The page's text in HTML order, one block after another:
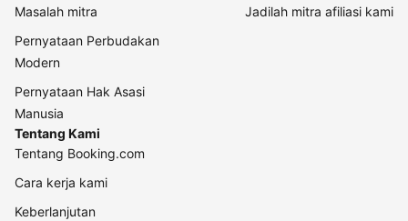
Masalah mitra
Pernyataan Perbudakan
Modern
Pernyataan Hak Asasi
Manusia
Jadilah mitra afiliasi kami
Tentang Kami
Tentang Booking.com
Cara kerja kami
Keberlanjutan